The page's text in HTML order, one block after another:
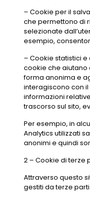
– Cookie per il
che permettono di
selezionate
esempio,
– Cookie statistici
cookie che aiutano
forma anonima e
interagiscono con
informazioni
trascorso sul sito,
Per esempio, in
Analytics utilizzati
anonimi e quindi
2 – Cookie di terze
Attraverso questo
gestiti da terze parti.